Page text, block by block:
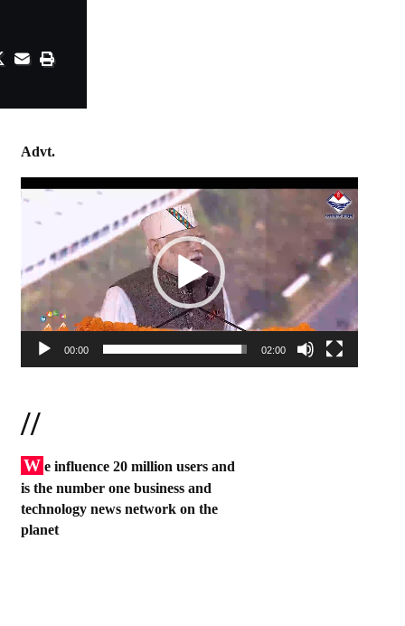
Advt.
Video
00:00 02:00
//
W e influence 20 million users and
is the number one business and
technology news network on the
planet